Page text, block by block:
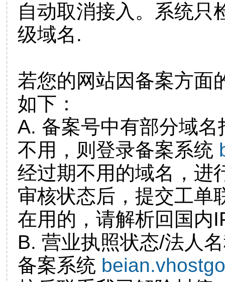
自动取消接入。系统只
级域名.
若您的网站因备案方面
如下：
A. 备案号中有部分域
不用，则登录备案系统
经过期不用的域名，进
审核状态后，提交工单
在用的，请解析回国内
B. 营业执照状态/法人
备案系统